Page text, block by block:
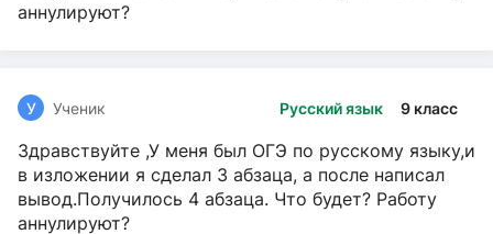
аннулируют?
Русский язык 9 класс
У Ученик
Здравствуйте ,У меня был ОГЭ по русскому языку,и
в изложении я сделал 3 абзаца, а после написал
вывод.Получилось 4 абзаца. Что будет? Работу
аннулируют?